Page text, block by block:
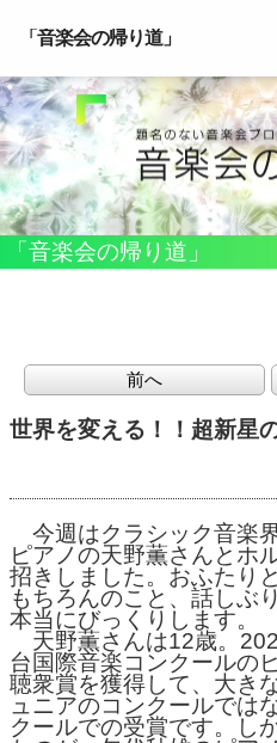
「音楽会の帰り道」
「音楽会の帰り道」
前へ
世界を変える！！超新星
今週はクラシック音楽
ピアノの天野薫さんとホ
招きしました。おふたり
もちろんのこと、話しぶ
本当にびっくりします。
天野薫さんは12歳。
台国際音楽コンクールの
聴衆賞を獲得して、大き
ュニアのコンクールでは
クールでの受賞です。し